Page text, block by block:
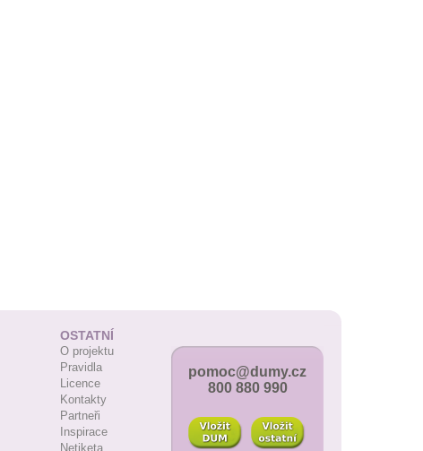
OSTATNÍ
O projektu
Pravidla
Licence
Kontakty
Partneři
Inspirace
Netiketa
pomoc@dumy.cz
800 880 990